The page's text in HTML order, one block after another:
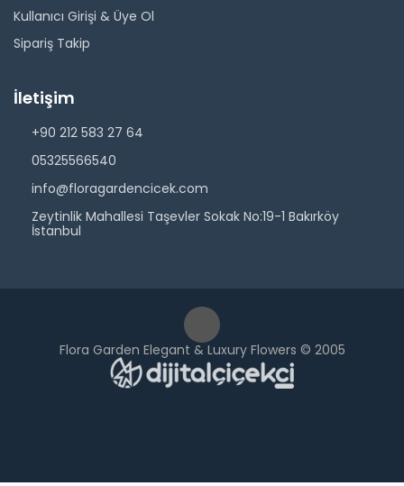
Kullanıcı Girişi & Üye Ol
Sipariş Takip
İletişim
+90 212 583 27 64
05325566540
info@floragardencicek.com
Zeytinlik Mahallesi Taşevler Sokak No:19-1 Bakırköy
İstanbul
Flora Garden Elegant & Luxury Flowers © 2005